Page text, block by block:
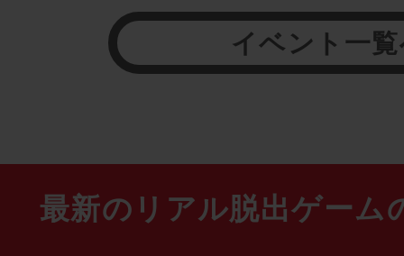
イベント一
最新のリアル脱出ゲーム